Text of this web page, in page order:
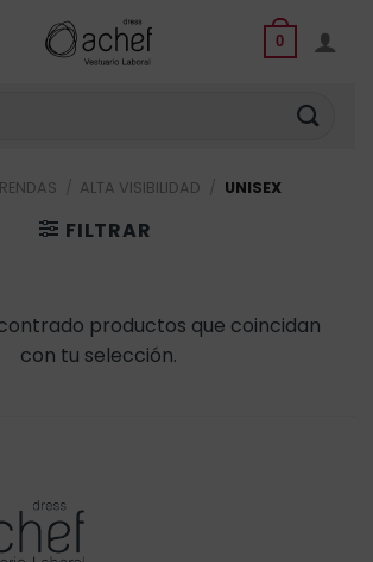
0
ALTA VISIBILIDAD UNISEX
FILTRAR
productos que coincidan
con tu selección.